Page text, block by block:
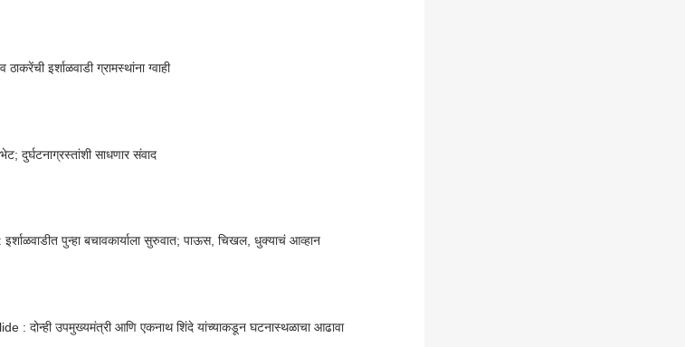
इर्शाळवाडी ग्रामस्थांना ग्वाही
दुर्घटनाग्रस्तांशी साधणार संवाद
पुन्हा बचावकार्याला सुरुवात; पाऊस, चिखल, धुक्याचं आव्हान
दोन्ही उपमुख्यमंत्री आणि एकनाथ शिंदे यांच्याकडून घटनास्थळाचा आढावा